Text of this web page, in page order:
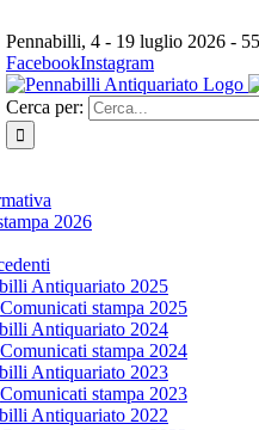
Pennabilli, 4 - 19 luglio 2026 -
FacebookInstagram
Cerca per:
2026
Antiquariato 2025
Comunicati stampa 2025
Antiquariato 2024
Comunicati stampa 2024
Antiquariato 2023
Comunicati stampa 2023
Antiquariato 2022